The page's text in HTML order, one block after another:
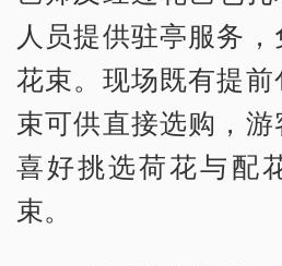
人员提供驻亭服务
花束。现场既有提
束可供直接选购，
喜好挑选荷花与配
束。